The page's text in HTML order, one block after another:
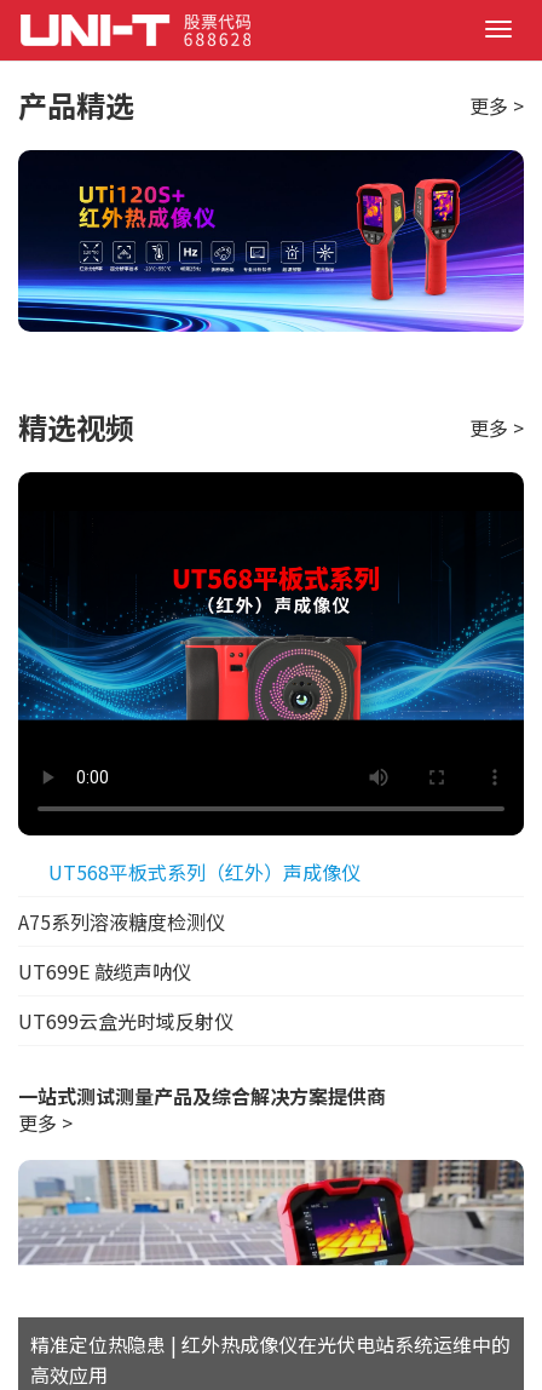
T
o
g
e
n
a
i
g
a
t
产品精选 更多 >
精选视频 更多 >
UT568平板式系列（红外）声成像仪
A75系列溶液糖度检测仪
UT699E 敲缆声呐仪
UT699云盒光时域反射仪
一站式测试测量产品及综合解决方案提供商
更多 >
精准定位热隐患 | 红外热成像仪在光伏电站系统运维中的
高效应用